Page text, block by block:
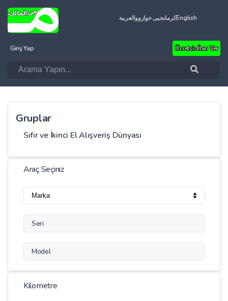
العربيةکرمانجیی خوارووEnglish
Giriş Yap Ücretsiz İlan Ver
Gruplar
Sıfır ve İkinci El Alışveriş Dünyası
Araç Seçiniz
Seri
Model
Kilometre